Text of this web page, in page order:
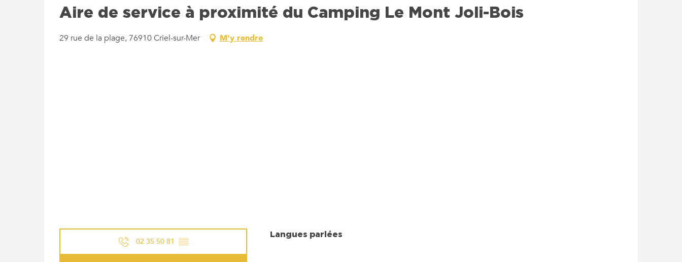
Aire de service à proximité du Camping Le Mont Joli-Bois
29 rue de la plage, 76910 Criel-sur-Mer M'y rendre
02 35 50 81 ▒▒
LANGUES PARLÉES
Langues parlées